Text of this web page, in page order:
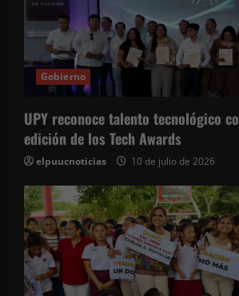
Gobierno
UPY reconoce talento tecnológico
edición de los Tech Awards
elpuucnoticias 10 de julio de 2026